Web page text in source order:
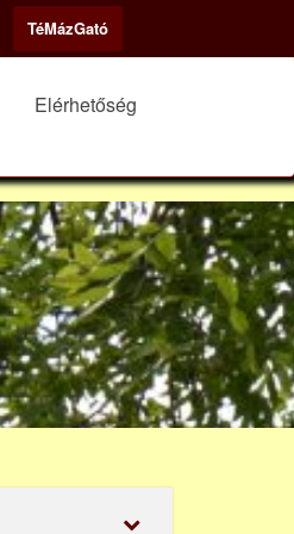
TéMázGató
Elérhetőség